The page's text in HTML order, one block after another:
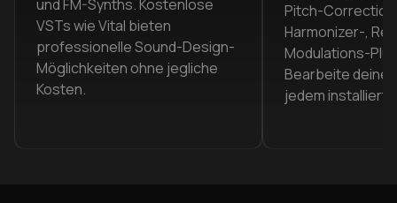
und FM-Synths. Kostenlose
VSTs wie Vital bieten
professionelle Sound-Design-
Möglichkeiten ohne jegliche
Kosten.
Pitch-
Harmonizer-,
Modulations-
Bearbeite deine
jedem